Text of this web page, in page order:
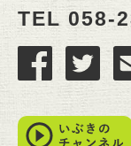
TEL 058-